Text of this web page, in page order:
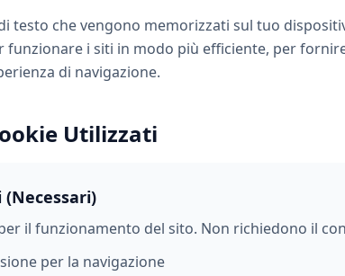
testo che vengono memorizzati sul tuo
funzionare i siti in modo più efficiente, per
di navigazione.
Utilizzati
(Necessari)
il funzionamento del sito. Non richiedono il
per la navigazione